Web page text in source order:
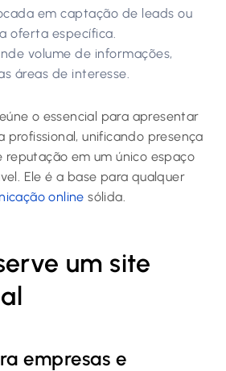
em captação de leads ou
oferta específica.
volume de informações,
áreas de interesse.
o essencial para apresentar
profissional, unificando presença
em um único espaço
Ele é a base para qualquer
online sólida.
um site
empresas e